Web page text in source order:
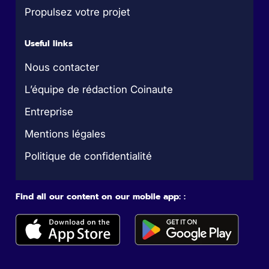
Propulsez votre projet
Useful links
Nous contacter
L’équipe de rédaction Coinaute
Entreprise
Mentions légales
Politique de confidentialité
Find all our content on our mobile app: :